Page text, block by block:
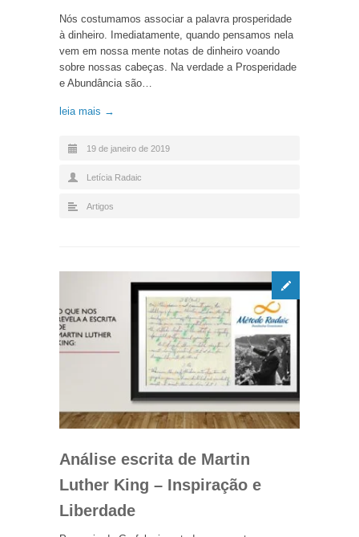
Nós costumamos associar a palavra prosperidade
à dinheiro. Imediatamente, quando pensamos nela
vem em nossa mente notas de dinheiro voando
sobre nossas cabeças. Na verdade a Prosperidade
e Abundância são…
leia mais →
19 de janeiro de 2019
Letícia Radaic
Artigos
Análise escrita de Martin
Luther King – Inspiração e
Liberdade